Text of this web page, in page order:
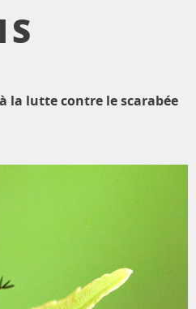
la lutte contre le scarabée